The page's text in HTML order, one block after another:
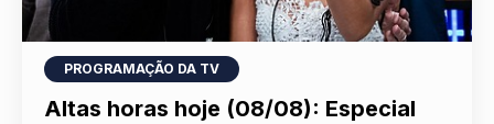
PROGRAMAÇÃO DA TV
Altas horas hoje (08/08): Especial